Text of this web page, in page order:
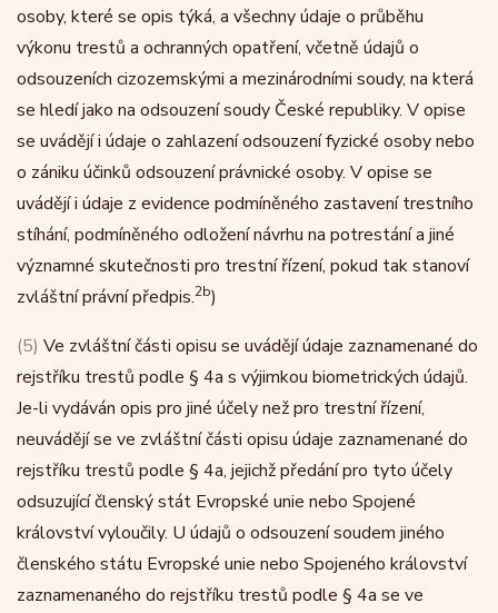
osoby, které se opis týká, a všechny údaje o průběhu
výkonu trestů a ochranných opatření, včetně údajů o
odsouzeních cizozemskými a mezinárodními soudy, na která
se hledí jako na odsouzení soudy České republiky. V opise
se uvádějí i údaje o zahlazení odsouzení fyzické osoby nebo
o zániku účinků odsouzení právnické osoby. V opise se
uvádějí i údaje z evidence podmíněného zastavení trestního
stíhání, podmíněného odložení návrhu na potrestání a jiné
významné skutečnosti pro trestní řízení, pokud tak stanoví
zvláštní právní předpis.2b)
(5) Ve zvláštní části opisu se uvádějí údaje zaznamenané do
rejstříku trestů podle § 4a s výjimkou biometrických údajů.
Je-li vydáván opis pro jiné účely než pro trestní řízení,
neuvádějí se ve zvláštní části opisu údaje zaznamenané do
rejstříku trestů podle § 4a, jejichž předání pro tyto účely
odsuzující členský stát Evropské unie nebo Spojené
království vyloučily. U údajů o odsouzení soudem jiného
členského státu Evropské unie nebo Spojeného království
zaznamenaného do rejstříku trestů podle § 4a se ve